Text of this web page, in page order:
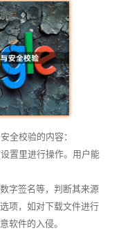
全校验的内容：
置里进行操作。用户能
字签名等，判断其来源
项，如对下载文件进行
软件的入侵。